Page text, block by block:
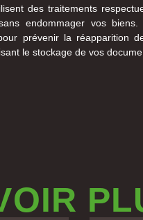
des traitements
endommager vos biens.
prévenir la réapparition
le stockage de vos